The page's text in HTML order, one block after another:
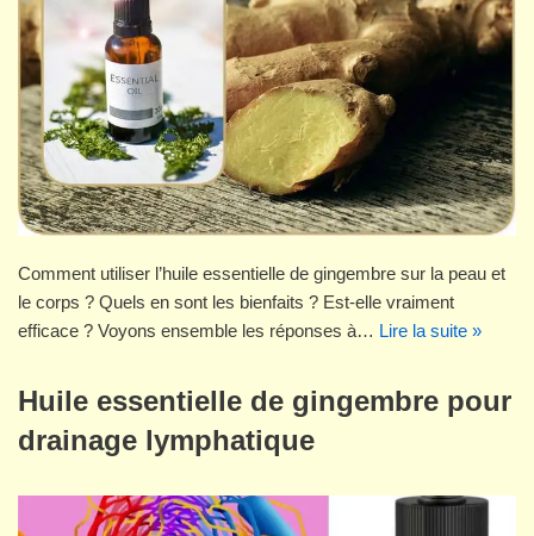
Comment utiliser l’huile essentielle de gingembre sur la peau et
le corps ? Quels en sont les bienfaits ? Est-elle vraiment
efficace ? Voyons ensemble les réponses à… Lire la suite »
Huile essentielle de gingembre pour
drainage lymphatique